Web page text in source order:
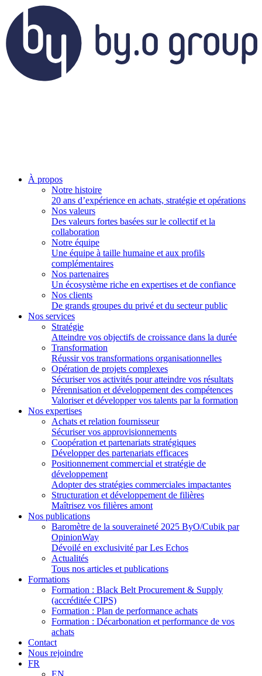
À propos
Notre histoire
20 ans d’expérience en achats, stratégie et opérations
Nos valeurs
Des valeurs fortes basées sur le collectif et la
collaboration
Notre équipe
Une équipe à taille humaine et aux profils
complémentaires
Nos partenaires
Un écosystème riche en expertises et de confiance
Nos clients
De grands groupes du privé et du secteur public
Nos services
Stratégie
Atteindre vos objectifs de croissance dans la durée
Transformation
Réussir vos transformations organisationnelles
Opération de projets complexes
Sécuriser vos activités pour atteindre vos résultats
Pérennisation et développement des compétences
Valoriser et développer vos talents par la formation
Nos expertises
Achats et relation fournisseur
Sécuriser vos approvisionnements
Coopération et partenariats stratégiques
Développer des partenariats efficaces
Positionnement commercial et stratégie de
développement
Adopter des stratégies commerciales impactantes
Structuration et développement de filières
Maîtrisez vos filières amont
Nos publications
Baromètre de la souveraineté 2025 ByO/Cubik par
OpinionWay
Dévoilé en exclusivité par Les Echos
Actualités
Tous nos articles et publications
Formations
Formation : Black Belt Procurement & Supply
(accréditée CIPS)
Formation : Plan de performance achats
Formation : Décarbonation et performance de vos
achats
Contact
Nous rejoindre
FR